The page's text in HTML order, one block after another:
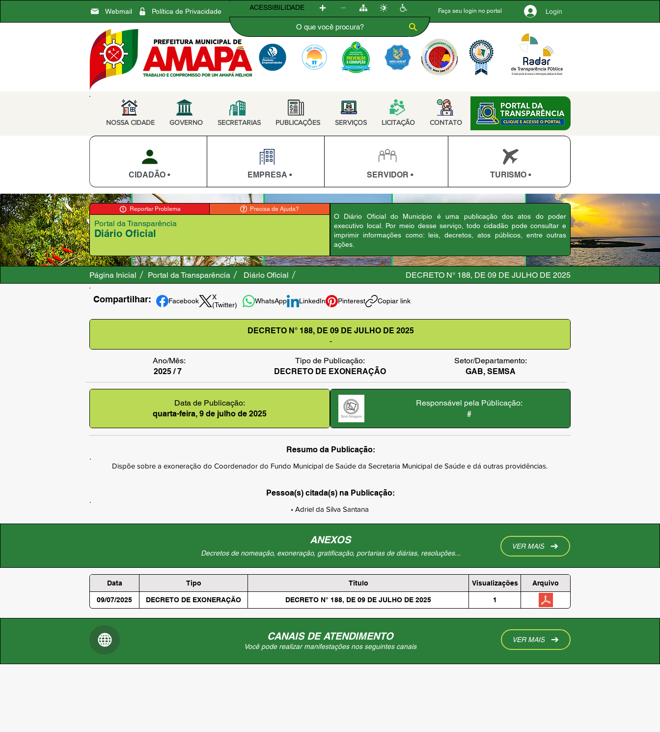
Webmail Política de Privacidade Faça seu login no portal Login
ACESSIBILIDADE
NOSSA CIDADE GOVERNO SECRETARIAS PUBLICAÇÕES SERVIÇOS LICITAÇÃO CONTATO
CIDADÃO • EMPRESA • SERVIDOR • TURISMO •
Reportar Problema Precisa de Ajuda?
Diário Oficial
Portal da Transparência
O Diário Oficial do Município é uma publicação dos atos do poder
executivo local. Por meio desse serviço, todo cidadão pode consultar e
imprimir informações como: leis, decretos, atos públicos, entre outras
ações.
Página Inicial Portal da Transparência Diário Oficial DECRETO N° 188, DE 09 DE JULHO DE 2025
Compartilhar: Facebook
X
(Twitter)
WhatsApp LinkedIn Pinterest Copiar link
DECRETO N° 188, DE 09 DE JULHO DE 2025
-
Ano/Mês:
2025 / 7
Tipo de Publicação:
DECRETO DE EXONERAÇÃO
Setor/Departamento:
GAB, SEMSA
Data de Publicação:
quarta-feira, 9 de julho de 2025
Responsável pela Públicação:
#
Resumo da Publicação:
Dispõe sobre a exoneração do Coordenador do Fundo Municipal de Saúde da Secretaria Municipal de Saúde e dá outras providências.
Pessoa(s) citada(s) na Publicação:
• Adriel da Silva Santana
ANEXOS
Decretos de nomeação, exoneração, gratificação, portarias de diárias, resoluções...
VER MAIS
Data Tipo Titulo Visualizações Arquivo
09/07/2025 DECRETO DE EXONERAÇÃO DECRETO N° 188, DE 09 DE JULHO DE 2025 1
CANAIS DE ATENDIMENTO
Você pode realizar manifestações nos seguintes canais
VER MAIS